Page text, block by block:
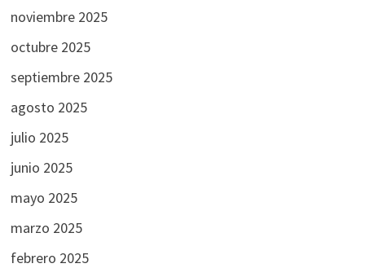
noviembre 2025
octubre 2025
septiembre 2025
agosto 2025
julio 2025
junio 2025
mayo 2025
marzo 2025
febrero 2025